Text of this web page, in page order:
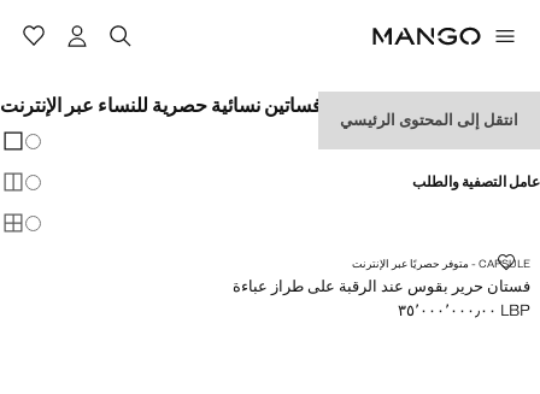
انتقل إلى المحتوى الرئيسي
فساتين نسائية حصرية للنساء عبر الإنترنت
عامل التصفية والطلب
CAPSULE - متوفر حصريًا عبر الإنترنت
فستان حرير بقوس عند الرقبة على طراز عباءة
فستان حرير بقوس عند الرقبة على طراز عباءة
السعر الحالي [LBP ٣٥٬٠٠٠٬٠٠٠٫٠٠ ]
LBP ٣٥٬٠٠٠٬٠٠٠٫٠٠